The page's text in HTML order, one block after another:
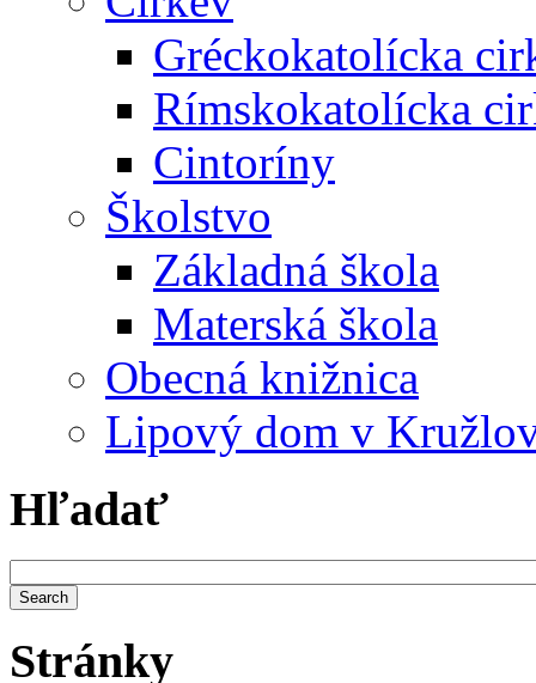
Gréckokatolícka
Rímskokatolícka
Cintoríny
Školstvo
Základná škola
Materská škola
Obecná knižnica
Lipový dom v
Hľadať
Stránky